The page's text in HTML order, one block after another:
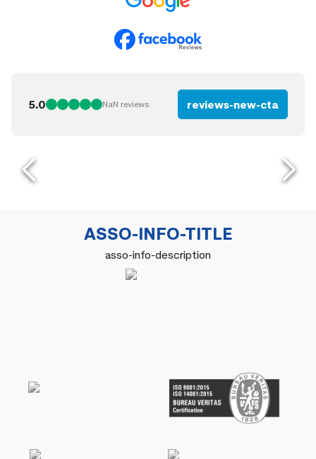
5.0 NaN reviews reviews-new-cta
ASSO-INFO-TITLE
asso-info-description